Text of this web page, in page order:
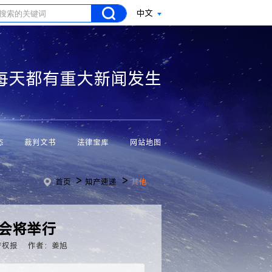
中文
天都有重大新闻发生
裁判文书 法律宝库 网站地图
首页 >知产速递 >其他
将举行
报 作者：姜旭